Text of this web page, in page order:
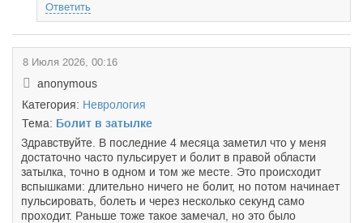
Ответить
8 Июля 2026, 00:16
anonymous
Категория: Неврология
Тема: Болит в затылке
Здравствуйте. В последние 4 месяца заметил что у меня
достаточно часто пульсирует и болит в правой области
затылка, точно в одном и том же месте. Это происходит
вспышками: длительно ничего не болит, но потом начинает
пульсировать, болеть и через несколько секунд само
проходит. Раньше тоже такое замечал, но это было